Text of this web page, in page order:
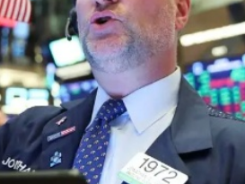
：盼《功夫女足》觀眾看得開心